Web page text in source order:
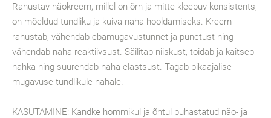
Rahustav näokreem, millel on õrn ja mitte-kleepuv konsistents,
on mõeldud tundliku ja kuiva naha hooldamiseks. Kreem
rahustab, vähendab ebamugavustunnet ja punetust ning
vähendab naha reaktiivsust. Säilitab niiskust, toidab ja kaitseb
nahka ning suurendab naha elastsust. Tagab pikaajalise
mugavuse tundlikule nahale.
KASUTAMINE: Kandke hommikul ja õhtul puhastatud näo- ja